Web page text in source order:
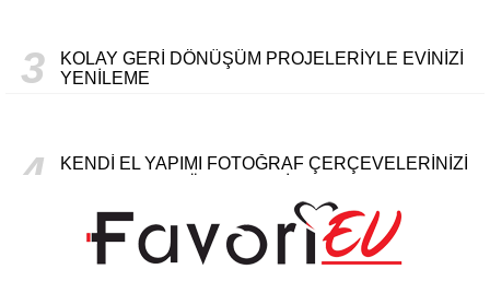
3
KOLAY GERI DÖNÜŞÜM PROJELERIYLE EVINIZI
YENILEME
4
KENDI EL YAPIMI FOTOĞRAF ÇERÇEVELERINIZI
AHŞAP PALETLERDEN KÜÇÜK MOBILYA